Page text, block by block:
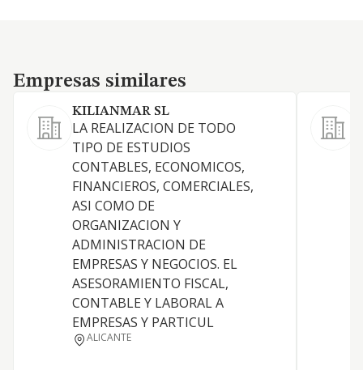
Empresas similares
Empresas similares
KILIANMAR SL
LA REALIZACION DE TODO
TIPO DE ESTUDIOS
CONTABLES, ECONOMICOS,
FINANCIEROS, COMERCIALES,
ASI COMO DE
ORGANIZACION Y
ADMINISTRACION DE
EMPRESAS Y NEGOCIOS. EL
ASESORAMIENTO FISCAL,
CONTABLE Y LABORAL A
EMPRESAS Y PARTICUL
ALICANTE